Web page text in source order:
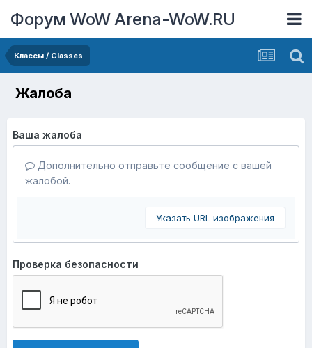
Форум WoW Arena-WoW.RU
Классы / Classes
Жалоба
Ваша жалоба
Дополнительно отправьте сообщение с вашей
жалобой.
Указать URL изображения
Проверка безопасности